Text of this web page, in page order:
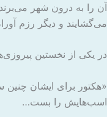
آن را به درون شهر
می‌گشایند و دیگر رزم
در یکی از نخستین
«هکتور برای ایشان
اسب‌هایش را بست…